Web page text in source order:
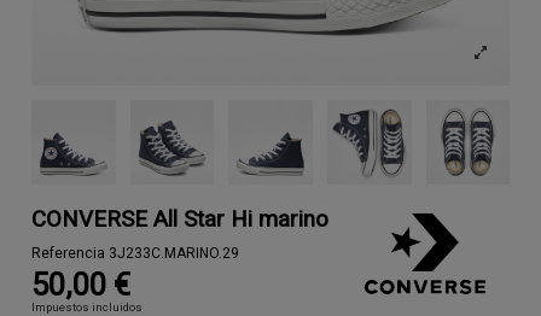
CONVERSE All Star Hi marino
Referencia 3J233C.MARINO.29
50,00 €
Impuestos incluidos